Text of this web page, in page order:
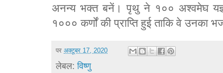
अनन्य भक्त बनें। पृथु ने १०० अश्वमेघ
१००० कर्णों की प्राप्ति हुई ताकि वे
परअक्टूबर 17, 2020
लेबल:विष्णु